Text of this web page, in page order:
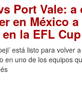
Port Vale: a
en México a
la EFL Cup
está listo para volver
en uno de los equipos